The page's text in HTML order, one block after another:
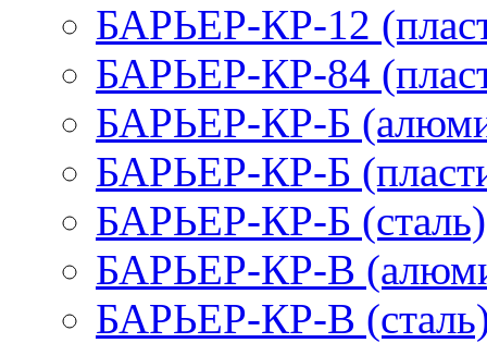
БАРЬЕР-КР-12
БАРЬЕР-КР-84
БАРЬЕР-КР-Б
БАРЬЕР-КР-Б
БАРЬЕР-КР-Б (сталь)
БАРЬЕР-КР-В
БАРЬЕР-КР-В